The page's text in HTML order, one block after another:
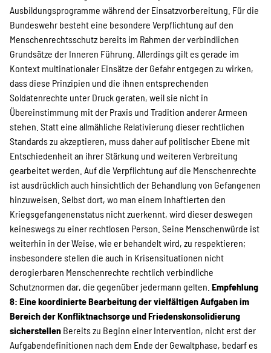
Ausbildungsprogramme während der Einsatzvorbereitung. Für die
Bundeswehr besteht eine besondere Verpflichtung auf den
Menschenrechtsschutz bereits im Rahmen der verbindlichen
Grundsätze der Inneren Führung. Allerdings gilt es gerade im
Kontext multinationaler Einsätze der Gefahr entgegen zu wirken,
dass diese Prinzipien und die ihnen entsprechenden
Soldatenrechte unter Druck geraten, weil sie nicht in
Übereinstimmung mit der Praxis und Tradition anderer Armeen
stehen. Statt eine allmähliche Relativierung dieser rechtlichen
Standards zu akzeptieren, muss daher auf politischer Ebene mit
Entschiedenheit an ihrer Stärkung und weiteren Verbreitung
gearbeitet werden. Auf die Verpflichtung auf die Menschenrechte
ist ausdrücklich auch hinsichtlich der Behandlung von Gefangenen
hinzuweisen. Selbst dort, wo man einem Inhaftierten den
Kriegsgefangenenstatus nicht zuerkennt, wird dieser deswegen
keineswegs zu einer rechtlosen Person. Seine Menschenwürde ist
weiterhin in der Weise, wie er behandelt wird, zu respektieren;
insbesondere stellen die auch in Krisensituationen nicht
derogierbaren Menschenrechte rechtlich verbindliche
Schutznormen dar, die gegenüber jedermann gelten. Empfehlung
8: Eine koordinierte Bearbeitung der vielfältigen Aufgaben im
Bereich der Konfliktnachsorge und Friedenskonsolidierung
sicherstellen Bereits zu Beginn einer Intervention, nicht erst der
Aufgabendefinitionen nach dem Ende der Gewaltphase, bedarf es